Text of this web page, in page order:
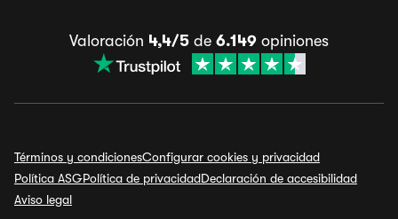
Valoración 4,4/5 de 6.149 opiniones
Términos y condicionesConfigurar cookies y privacidad
Política ASGPolítica de privacidadDeclaración de accesibilidad
Aviso legal